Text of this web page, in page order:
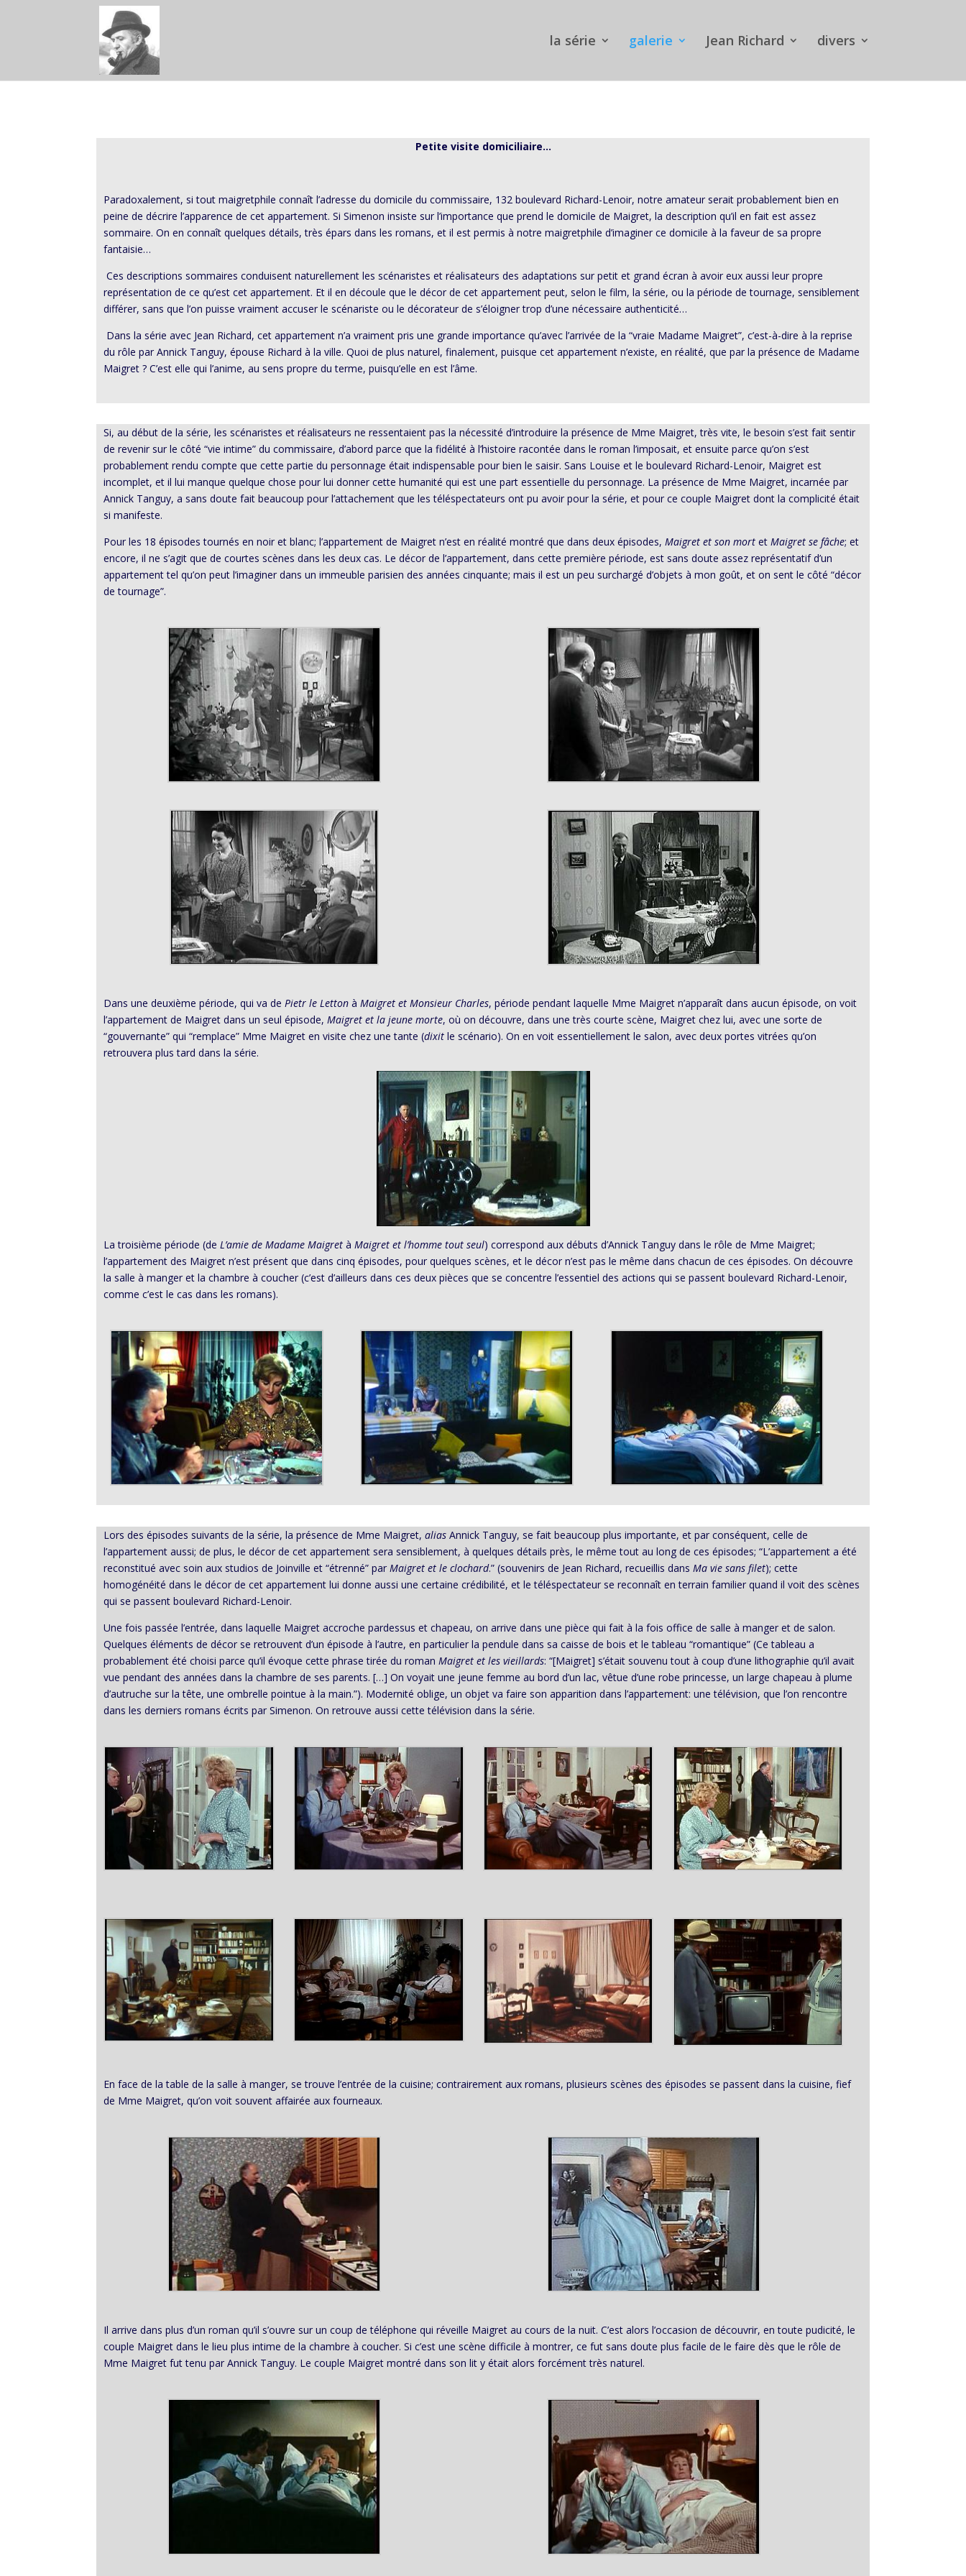
la série galerie Jean Richard divers
Petite visite domiciliaire…
Paradoxalement, si tout maigretphile connaît l’adresse du domicile du commissaire, 132 boulevard Richard-Lenoir, notre amateur serait probablement bien en
peine de décrire l’apparence de cet appartement. Si Simenon insiste sur l’importance que prend le domicile de Maigret, la description qu’il en fait est assez
sommaire. On en connaît quelques détails, très épars dans les romans, et il est permis à notre maigretphile d’imaginer ce domicile à la faveur de sa propre
fantaisie…
Ces descriptions sommaires conduisent naturellement les scénaristes et réalisateurs des adaptations sur petit et grand écran à avoir eux aussi leur propre
représentation de ce qu’est cet appartement. Et il en découle que le décor de cet appartement peut, selon le film, la série, ou la période de tournage, sensiblement
différer, sans que l’on puisse vraiment accuser le scénariste ou le décorateur de s’éloigner trop d’une nécessaire authenticité…
Dans la série avec Jean Richard, cet appartement n’a vraiment pris une grande importance qu’avec l’arrivée de la “vraie Madame Maigret”, c’est-à-dire à la reprise
du rôle par Annick Tanguy, épouse Richard à la ville. Quoi de plus naturel, finalement, puisque cet appartement n’existe, en réalité, que par la présence de Madame
Maigret ? C’est elle qui l’anime, au sens propre du terme, puisqu’elle en est l’âme.
Si, au début de la série, les scénaristes et réalisateurs ne ressentaient pas la nécessité d’introduire la présence de Mme Maigret, très vite, le besoin s’est fait sentir
de revenir sur le côté “vie intime” du commissaire, d’abord parce que la fidélité à l’histoire racontée dans le roman l’imposait, et ensuite parce qu’on s’est
probablement rendu compte que cette partie du personnage était indispensable pour bien le saisir. Sans Louise et le boulevard Richard-Lenoir, Maigret est
incomplet, et il lui manque quelque chose pour lui donner cette humanité qui est une part essentielle du personnage. La présence de Mme Maigret, incarnée par
Annick Tanguy, a sans doute fait beaucoup pour l’attachement que les téléspectateurs ont pu avoir pour la série, et pour ce couple Maigret dont la complicité était
si manifeste.
Pour les 18 épisodes tournés en noir et blanc; l’appartement de Maigret n’est en réalité montré que dans deux épisodes,Maigret et son mort etMaigret se fâche; et
encore, il ne s’agit que de courtes scènes dans les deux cas. Le décor de l’appartement, dans cette première période, est sans doute assez représentatif d’un
appartement tel qu’on peut l’imaginer dans un immeuble parisien des années cinquante; mais il est un peu surchargé d’objets à mon goût, et on sent le côté “décor
de tournage”.
Dans une deuxième période, qui va dePietr le Letton àMaigret et Monsieur Charles, période pendant laquelle Mme Maigret n’apparaît dans aucun épisode, on voit
l’appartement de Maigret dans un seul épisode,Maigret et la jeune morte, où on découvre, dans une très courte scène, Maigret chez lui, avec une sorte de
“gouvernante” qui “remplace” Mme Maigret en visite chez une tante (dixit le scénario). On en voit essentiellement le salon, avec deux portes vitrées qu’on
retrouvera plus tard dans la série.
La troisième période (deL’amie de Madame Maigret àMaigret et l’homme tout seul) correspond aux débuts d’Annick Tanguy dans le rôle de Mme Maigret;
l’appartement des Maigret n’est présent que dans cinq épisodes, pour quelques scènes, et le décor n’est pas le même dans chacun de ces épisodes. On découvre
la salle à manger et la chambre à coucher (c’est d’ailleurs dans ces deux pièces que se concentre l’essentiel des actions qui se passent boulevard Richard-Lenoir,
comme c’est le cas dans les romans).
Lors des épisodes suivants de la série, la présence de Mme Maigret,alias Annick Tanguy, se fait beaucoup plus importante, et par conséquent, celle de
l’appartement aussi; de plus, le décor de cet appartement sera sensiblement, à quelques détails près, le même tout au long de ces épisodes; “L’appartement a été
reconstitué avec soin aux studios de Joinville et “étrenné” parMaigret et le clochard.” (souvenirs de Jean Richard, recueillis dansMa vie sans filet); cette
homogénéité dans le décor de cet appartement lui donne aussi une certaine crédibilité, et le téléspectateur se reconnaît en terrain familier quand il voit des scènes
qui se passent boulevard Richard-Lenoir.
Une fois passée l’entrée, dans laquelle Maigret accroche pardessus et chapeau, on arrive dans une pièce qui fait à la fois office de salle à manger et de salon.
Quelques éléments de décor se retrouvent d’un épisode à l’autre, en particulier la pendule dans sa caisse de bois et le tableau “romantique” (Ce tableau a
probablement été choisi parce qu’il évoque cette phrase tirée du romanMaigret et les vieillards: “[Maigret] s’était souvenu tout à coup d’une lithographie qu’il avait
vue pendant des années dans la chambre de ses parents. […] On voyait une jeune femme au bord d’un lac, vêtue d’une robe princesse, un large chapeau à plume
d’autruche sur la tête, une ombrelle pointue à la main.”). Modernité oblige, un objet va faire son apparition dans l’appartement: une télévision, que l’on rencontre
dans les derniers romans écrits par Simenon. On retrouve aussi cette télévision dans la série.
En face de la table de la salle à manger, se trouve l’entrée de la cuisine; contrairement aux romans, plusieurs scènes des épisodes se passent dans la cuisine, fief
de Mme Maigret, qu’on voit souvent affairée aux fourneaux.
Il arrive dans plus d’un roman qu’il s’ouvre sur un coup de téléphone qui réveille Maigret au cours de la nuit. C’est alors l’occasion de découvrir, en toute pudicité, le
couple Maigret dans le lieu plus intime de la chambre à coucher. Si c’est une scène difficile à montrer, ce fut sans doute plus facile de le faire dès que le rôle de
Mme Maigret fut tenu par Annick Tanguy. Le couple Maigret montré dans son lit y était alors forcément très naturel.